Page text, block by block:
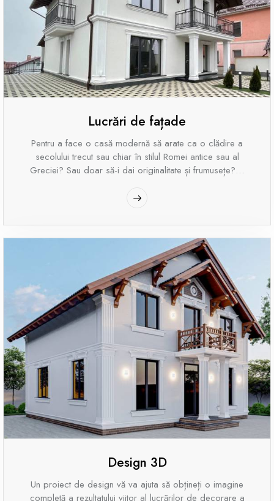
Lucrări de fațade
Pentru a face o casă modernă să arate ca o clădire a
secolului trecut sau chiar în stilul Romei antice sau al
Greciei? Sau doar să-i dai originalitate și frumusețe?…
Design 3D
Un proiect de design vă va ajuta să obțineți o imagine
completă a rezultatului viitor al lucrărilor de decorare a